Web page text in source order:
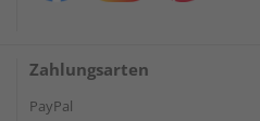
Zahlungsarten
PayPal